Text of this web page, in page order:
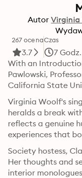
Autor
267 ocena
3.7
Czas
7
With an
Pawlowski,
California State
Virginia Woolf's
heralds a break
reflects a genuine
experiences that
Society hostess,
Her thoughts and
interior